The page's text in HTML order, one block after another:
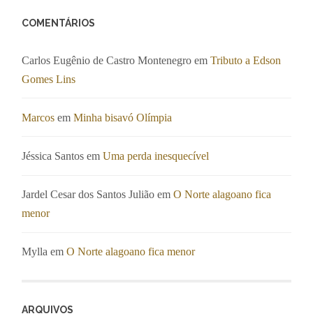
COMENTÁRIOS
Carlos Eugênio de Castro Montenegro emTributo a Edson
Gomes Lins
Marcos emMinha bisavó Olímpia
Jéssica Santos emUma perda inesquecível
Jardel Cesar dos Santos Julião emO Norte alagoano fica
menor
Mylla emO Norte alagoano fica menor
ARQUIVOS